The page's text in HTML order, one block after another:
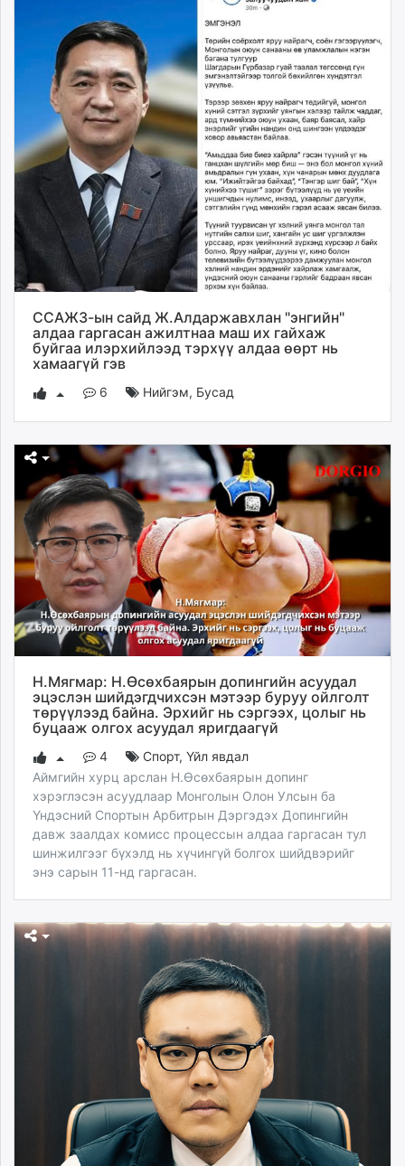
ССАЖЗ-ын сайд Ж.Алдаржавхлан "энгийн"
алдаа гаргасан ажилтнаа маш их гайхаж
буйгаа илэрхийлээд тэрхүү алдаа өөрт нь
хамаагүй гэв
6 Нийгэм, Бусад
Н.Мягмар: Н.Өсөхбаярын допингийн асуудал
эцэслэн шийдэгдчихсэн мэтээр буруу ойлголт
төрүүлээд байна. Эрхийг нь сэргээх, цолыг нь
буцааж олгох асуудал яригдаагүй
4 Спорт,Үйл явдал
Аймгийн хурц арслан Н.Өсөхбаярын допинг
хэрэглэсэн асуудлаар Монголын Олон Улсын ба
Үндэсний Спортын Арбитрын Дэргэдэх Допингийн
давж заалдах комисс процессын алдаа гаргасан тул
шинжилгээг бүхэлд нь хүчингүй болгох шийдвэрийг
энэ сарын 11-нд гаргасан.